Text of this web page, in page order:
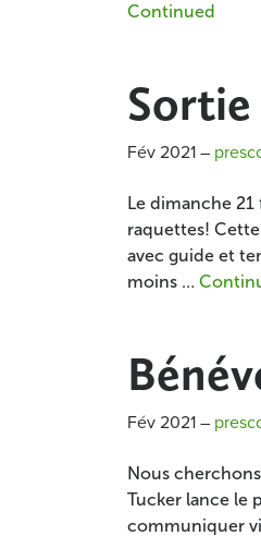
Continued
Fév 2021–
Le dimanche
raquettes!
avec guide et
moins …
Fév 2021–
Nous
Tucker lance le
communiquer